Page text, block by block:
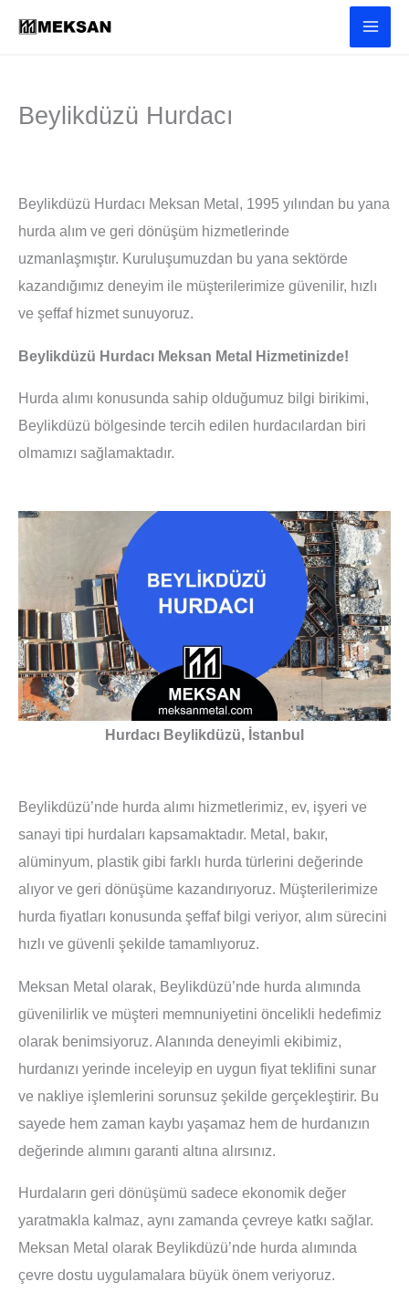
atla
Beylikdüzü Hurdacı
Beylikdüzü Hurdacı Meksan Metal, 1995 yılından bu yana
hurda alım ve geri dönüşüm hizmetlerinde
uzmanlaşmıştır. Kuruluşumuzdan bu yana sektörde
kazandığımız deneyim ile müşterilerimize güvenilir, hızlı
ve şeffaf hizmet sunuyoruz.
Beylikdüzü Hurdacı Meksan Metal Hizmetinizde!
Hurda alımı konusunda sahip olduğumuz bilgi birikimi,
Beylikdüzü bölgesinde tercih edilen hurdacılardan biri
olmamızı sağlamaktadır.
Hurdacı Beylikdüzü, İstanbul
Beylikdüzü’nde hurda alımı hizmetlerimiz, ev, işyeri ve
sanayi tipi hurdaları kapsamaktadır. Metal, bakır,
alüminyum, plastik gibi farklı hurda türlerini değerinde
alıyor ve geri dönüşüme kazandırıyoruz. Müşterilerimize
hurda fiyatları konusunda şeffaf bilgi veriyor, alım sürecini
hızlı ve güvenli şekilde tamamlıyoruz.
Meksan Metal olarak, Beylikdüzü’nde hurda alımında
güvenilirlik ve müşteri memnuniyetini öncelikli hedefimiz
olarak benimsiyoruz. Alanında deneyimli ekibimiz,
hurdanızı yerinde inceleyip en uygun fiyat teklifini sunar
ve nakliye işlemlerini sorunsuz şekilde gerçekleştirir. Bu
sayede hem zaman kaybı yaşamaz hem de hurdanızın
değerinde alımını garanti altına alırsınız.
Hurdaların geri dönüşümü sadece ekonomik değer
yaratmakla kalmaz, aynı zamanda çevreye katkı sağlar.
Meksan Metal olarak Beylikdüzü’nde hurda alımında
çevre dostu uygulamalara büyük önem veriyoruz.